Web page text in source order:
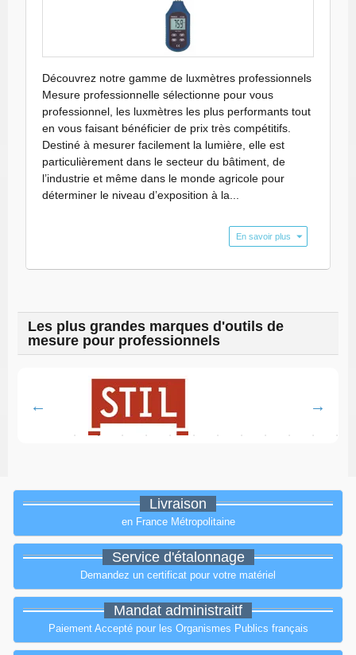
Découvrez notre gamme de luxmètres professionnels
Mesure professionnelle sélectionne pour vous
professionnel, les luxmètres les plus performants tout
en vous faisant bénéficier de prix très compétitifs.
Destiné à mesurer facilement la lumière, elle est
particulièrement dans le secteur du bâtiment, de
l’industrie et même dans le monde agricole pour
déterminer le niveau d’exposition à la...
En savoir plus
Les plus grandes marques d'outils de
mesure pour professionnels
Livraison
en France Métropolitaine
Service d'étalonnage
Demandez un certificat pour votre matériel
Mandat administraitf
Paiement Accepté pour les Organismes Publics français